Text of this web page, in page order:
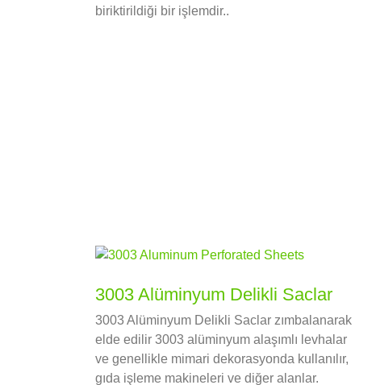
biriktirildiği bir işlemdir..
3003 Alüminyum Delikli Saclar
3003 Alüminyum Delikli Saclar zımbalanarak
elde edilir 3003 alüminyum alaşımlı levhalar
ve genellikle mimari dekorasyonda kullanılır,
gıda işleme makineleri ve diğer alanlar.